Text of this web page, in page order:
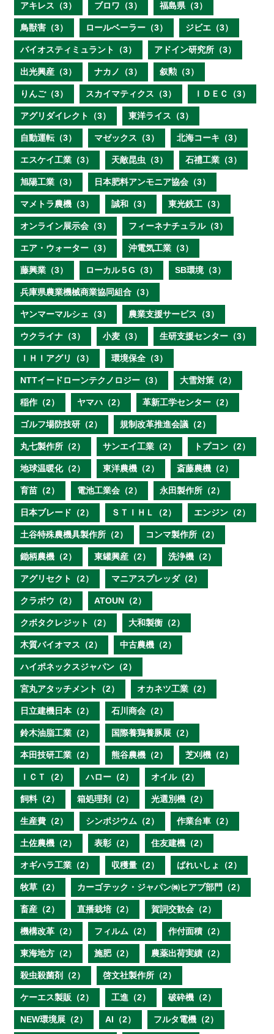
アキレス（3） ブロワ（3） 福島県（3）
鳥獣害（3） ロールベーラー（3） ジビエ（3）
バイオスティミュラント（3） アドイン研究所（3）
出光興産（3） ナカノ（3） 叙勲（3）
りんご（3） スカイマティクス（3） ＩＤＥＣ（3）
アグリダイレクト（3） 東洋ライス（3）
自動運転（3） マゼックス（3） 北海コーキ（3）
エスケイ工業（3） 天敵昆虫（3） 石禮工業（3）
旭陽工業（3） 日本肥料アンモニア協会（3）
マメトラ農機（3） 誠和（3） 東光鉄工（3）
オンライン展示会（3） フィーネナチュラル（3）
エア・ウォーター（3） 沖電気工業（3）
藤興業（3） ローカル５G（3） SB環境（3）
兵庫県農業機械商業協同組合（3）
ヤンマーマルシェ（3） 農業支援サービス（3）
ウクライナ（3） 小麦（3） 生研支援センター（3）
ＩＨＩアグリ（3） 環境保全（3）
NTTイードローンテクノロジー（3） 大雪対策（2）
稲作（2） ヤマハ（2） 革新工学センター（2）
ゴルフ場防技研（2） 規制改革推進会議（2）
丸七製作所（2） サンエイ工業（2） トプコン（2）
地球温暖化（2） 東洋農機（2） 斎藤農機（2）
育苗（2） 電池工業会（2） 永田製作所（2）
日本ブレード（2） ＳＴＩＨＬ（2） エンジン（2）
土谷特殊農機具製作所（2） コンマ製作所（2）
鋤柄農機（2） 東罐興産（2） 洗浄機（2）
アグリセクト（2） マニアスプレッダ（2）
クラボウ（2） ATOUN（2）
クボタクレジット（2） 大和製衡（2）
木質バイオマス（2） 中古農機（2）
ハイポネックスジャパン（2）
宮丸アタッチメント（2） オカネツ工業（2）
日立建機日本（2） 石川商会（2）
鈴木油脂工業（2） 国際養鶏養豚展（2）
本田技研工業（2） 熊谷農機（2） 芝刈機（2）
ＩＣＴ（2） ハロー（2） オイル（2）
飼料（2） 箱処理剤（2） 光選別機（2）
生産費（2） シンポジウム（2） 作業台車（2）
土佐農機（2） 表彰（2） 住友建機（2）
オギハラ工業（2） 収穫量（2） ばれいしょ（2）
牧草（2） カーゴテック・ジャパン㈱ヒアブ部門（2）
畜産（2） 直播栽培（2） 賀詞交歓会（2）
機構改革（2） フィルム（2） 作付面積（2）
東海地方（2） 施肥（2） 農薬出荷実績（2）
殺虫殺菌剤（2） 啓文社製作所（2）
ケーエス製販（2） 工進（2） 破砕機（2）
NEW環境展（2） AI（2） フルタ電機（2）